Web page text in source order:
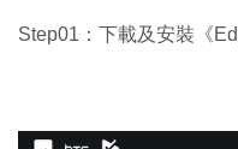
Step01：下載及安裝《